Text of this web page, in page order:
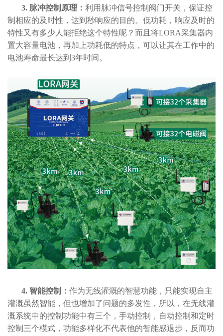
3. 脉冲控制原理： 利用脉冲信号控制阀门开关，保证控
制相应的及时性，达到秒响应的目的。低功耗，响应及时的
特性又有多少人能拒绝这个特性呢？而且将LORA采集器内
置大容量电池，再加上功耗低的特点，可以让其在工作中的
电池寿命最长达到3年时间。
4. 智能控制： 作为无线灌溉的智慧功能，只能实现自主
灌溉虽然智能，但也增加了问题的多发性，所以，在无线灌
溉系统中的控制功能中有三个，手动控制，自动控制和定时
控制三个模式，功能多样化不代表他的智能感退步，反而功